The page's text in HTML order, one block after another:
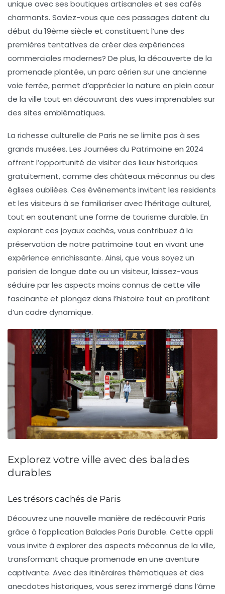
unique avec ses boutiques artisanales et ses cafés
charmants. Saviez-vous que ces passages datent du
début du 19ème siècle et constituent l’une des
premières tentatives de créer des expériences
commerciales modernes? De plus, la découverte de la
promenade plantée, un parc aérien sur une ancienne
voie ferrée, permet d’apprécier la nature en plein cœur
de la ville tout en découvrant des vues imprenables sur
des sites emblématiques.
La richesse culturelle de Paris ne se limite pas à ses
grands musées. Les Journées du Patrimoine en 2024
offrent l’opportunité de visiter des lieux historiques
gratuitement, comme des châteaux méconnus ou des
églises oubliées. Ces événements invitent les residents
et les visiteurs à se familiariser avec l’héritage culturel,
tout en soutenant une forme de tourisme durable. En
explorant ces joyaux cachés, vous contribuez à la
préservation de notre patrimoine tout en vivant une
expérience enrichissante. Ainsi, que vous soyez un
parisien de longue date ou un visiteur, laissez-vous
séduire par les aspects moins connus de cette ville
fascinante et plongez dans l’histoire tout en profitant
d’un cadre dynamique.
Explorez votre ville avec des balades
durables
Les trésors cachés de Paris
Découvrez une nouvelle manière de redécouvrir Paris
grâce à l’application Balades Paris Durable. Cette appli
vous invite à explorer des aspects méconnus de la ville,
transformant chaque promenade en une aventure
captivante. Avec des itinéraires thématiques et des
anecdotes historiques, vous serez immergé dans l’âme